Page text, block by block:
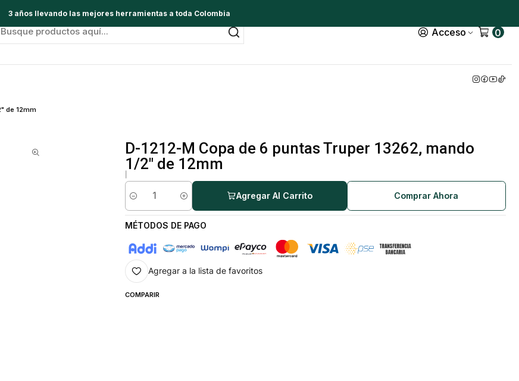
Acceso 0
3 años llevando las mejores herramientas a toda Colombia
de 12mm
D-1212-M Copa de 6 puntas Truper 13262, mando
1/2" de 12mm
Cantidad
Agregar Al Carrito Comprar Ahora
MÉTODOS DE PAGO
Agregar a la lista de favoritos
COMPARIR